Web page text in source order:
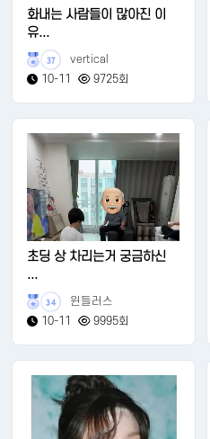
화내는 사람들이 많아진 이
유...
37
vertical
10-11
9725회
초딩 상 차리는거 궁금하신
...
34
윈들러스
10-11
9995회